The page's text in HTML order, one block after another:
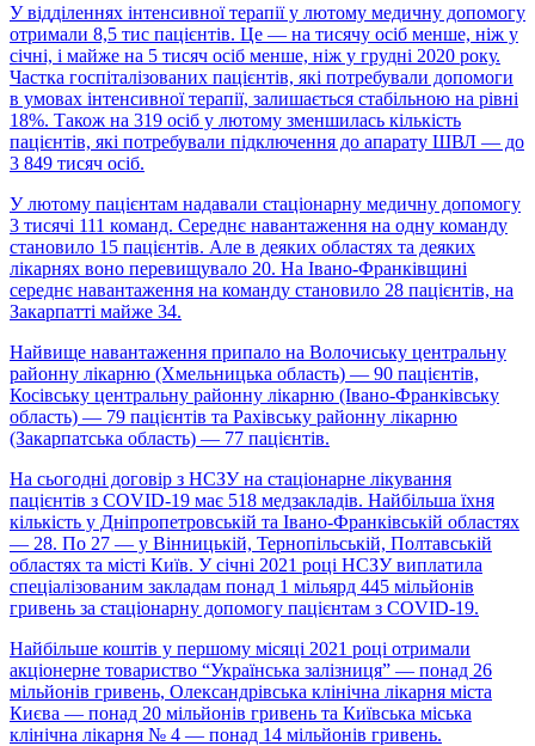
У відділеннях інтенсивної терапії у лютому медичну допомогу
отримали 8,5 тис пацієнтів. Це — на тисячу осіб менше, ніж у
січні, і майже на 5 тисяч осіб менше, ніж у грудні 2020 року.
Частка госпіталізованих пацієнтів, які потребували допомоги
в умовах інтенсивної терапії, залишається стабільною на рівні
18%. Також на 319 осіб у лютому зменшилась кількість
пацієнтів, які потребували підключення до апарату ШВЛ — до
3 849 тисяч осіб.
У лютому пацієнтам надавали стаціонарну медичну допомогу
3 тисячі 111 команд. Середнє навантаження на одну команду
становило 15 пацієнтів. Але в деяких областях та деяких
лікарнях воно перевищувало 20. На Івано-Франківщині
середнє навантаження на команду становило 28 пацієнтів, на
Закарпатті майже 34.
Найвище навантаження припало на Волочиську центральну
районну лікарню (Хмельницька область) — 90 пацієнтів,
Косівську центральну районну лікарню (Івано-Франківську
область) — 79 пацієнтів та Рахівську районну лікарню
(Закарпатська область) — 77 пацієнтів.
На сьогодні договір з НСЗУ на стаціонарне лікування
пацієнтів з COVID-19 має 518 медзакладів. Найбільша їхня
кількість у Дніпропетровській та Івано-Франківській областях
— 28. По 27 — у Вінницькій, Тернопільській, Полтавській
областях та місті Київ. У січні 2021 році НСЗУ виплатила
спеціалізованим закладам понад 1 мільярд 445 мільйонів
гривень за стаціонарну допомогу пацієнтам з COVID-19.
Найбільше коштів у першому місяці 2021 році отримали
акціонерне товариство “Українська залізниця” — понад 26
мільйонів гривень, Олександрівська клінічна лікарня міста
Києва — понад 20 мільйонів гривень та Київська міська
клінічна лікарня № 4 — понад 14 мільйонів гривень.